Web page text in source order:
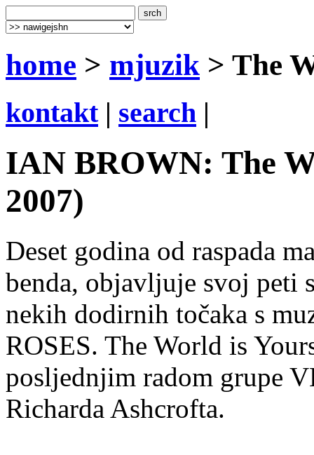
home > mjuzik > The
kontakt| search |
IAN BROWN: The
2007)
Deset godina od raspada
benda, objavljuje svoj peti
nekih dodirnih točaka s
ROSES. The World is
posljednjim radom grupe
Richarda Ashcrofta.